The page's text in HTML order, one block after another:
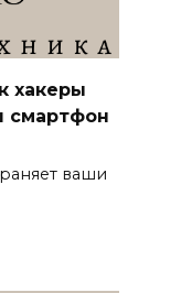
хакеры
смартфон
ваши